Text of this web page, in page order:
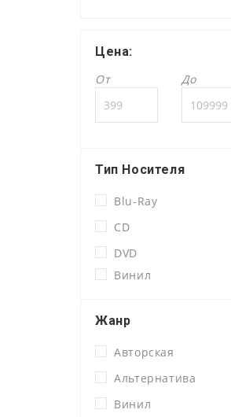
Цена:
От
До
Тип Носителя
Blu-Ray
CD
DVD
Винил
Жанр
Авторская
Альтернатива
Винил